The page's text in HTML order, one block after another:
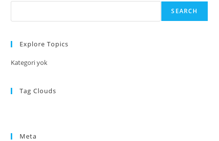
SEARCH
Explore Topics
Kategori yok
Tag Clouds
Meta